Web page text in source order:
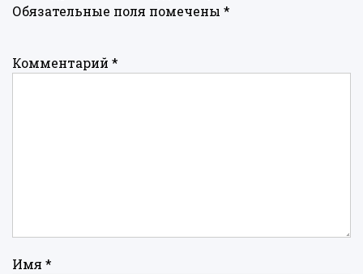
Обязательные поля помечены *
Комментарий *
Имя *